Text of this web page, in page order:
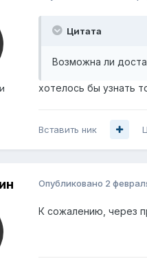
Цитата
Возможна ли
хотелось бы узнать
Вставить ник
Опубликовано 2
К сожалению, через